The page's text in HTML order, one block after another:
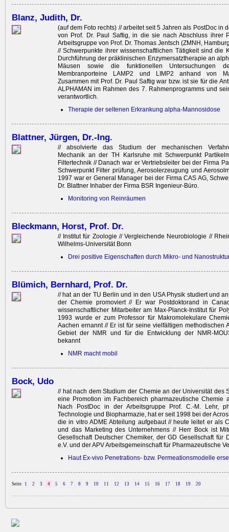
Blanz, Judith, Dr.
(auf dem Foto rechts) // arbeitet seit 5 Jahren als PostDoc in
von Prof. Dr. Paul Saftig, in die sie nach Abschluss ihrer
Arbeitsgruppe von Prof. Dr. Thomas Jentsch (ZMNH,
// Schwerpunkte ihrer wissenschaftlichen Tätigkeit sind die
Durchführung der präklinischen Enzymersatztherapie an
Mäusen sowie die funktionellen Untersuchungen
Membranporteine LAMP2 und LIMP2 anhand von
Zusammen mit Prof. Dr. Paul Saftig war bzw. ist sie für die
ALPHAMAN im Rahmen des 7. Rahmenprogramms und
verantwortlich.
Therapie der seltenen Erkrankung alpha-Mannosidose
Blattner, Jürgen, Dr.-Ing.
// absolvierte das Studium der mechanischen
Mechanik an der TH Karlsruhe mit Schwerpunkt
Filtertechnik // Danach war er Vertriebsleiter bei der Firma
Schwerpunkt Filter prüfung, Aerosolerzeugung und
1997 war er General Manager bei der Firma CAS AG,
Dr. Blattner Inhaber der Firma BSR Ingenieur-Büro.
Monitoring von Reinräumen
Bleckmann, Horst, Prof. Dr.
// Institut für Zoologie // Vergleichende Neurobiologie //
Wilhelms-Universität Bonn
Drei positive Eigenschaften durch Mikro- und
Blümich, Bernhard, Prof. Dr.
// hat an der TU Berlin und in den USA Physik studiert und
der Chemie promoviert // Er war Postdoktorand in
wissenschaftlicher Mitarbeiter am Max-Planck-Institut für
1993 wurde er zum Professor für Makromolekulare
Aachen ernannt // Er ist für seine vielfältigen methodischen
Gebiet der NMR und für die Entwicklung der NMR-
bekannt
NMR macht mobil
Bock, Udo
// hat nach dem Studium der Chemie an der Universität des
eine Promotion im Fachbereich pharmazeutische Chemie
Nach PostDoc in der Arbeitsgruppe Prof. C.-M. Lehr,
Technologie und Biopharmazie, hat er seit 1998 bei der
die in vitro ADME Abteilung aufgebaut // heute leitet er als
und das Marketing des Unternehmens // Herr Bock ist
Gesellschaft Deutscher Chemiker, der GD Gesellschaft für
e.V. und der APV Arbeitsgemeinschaft für Pharmazeutische
Haut Ex-vivo Penetrations- bzw. Permeationsmodelle
Seite 1 2 3 4 5 6 7 8 9 10 11 12 13 14 15 16 17 18 19 20